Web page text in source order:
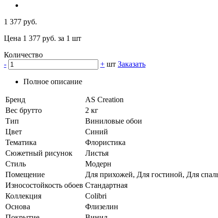
1 377 руб.
Цена 1 377 руб. за 1 шт
Количество
-
+ шт Заказать
Полное описание
Бренд
AS Creation
Вес брутто
2 кг
Тип
Виниловые обои
Цвет
Синий
Тематика
Флористика
Сюжетный рисунок
Листья
Стиль
Модерн
Помещение
Для прихожей, Для гостиной, Для
Износостойкость обоев Стандартная
Коллекция
Colibri
Основа
Флизелин